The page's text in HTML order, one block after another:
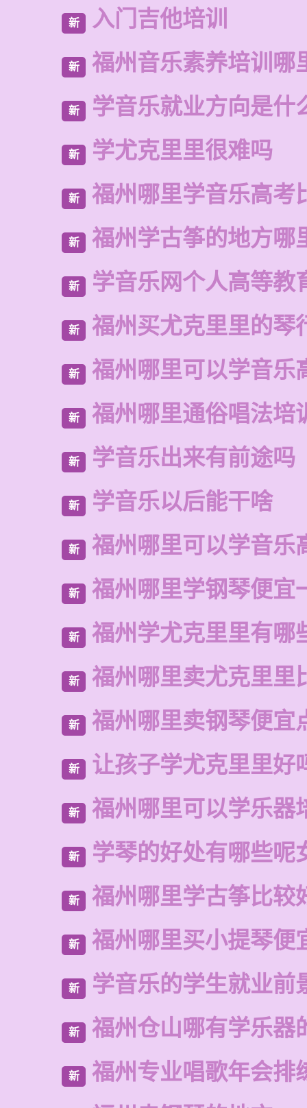
新 入门吉他培训
新 福州音乐素养培训哪
新 学音乐就业方向是什
新 学尤克里里很难吗
新 福州哪里学音乐高考
新 福州学古筝的地方哪
新 学音乐网个人高等教
新 福州买尤克里里的琴
新 福州哪里可以学音乐
新 福州哪里通俗唱法培
新 学音乐出来有前途吗
新 学音乐以后能干啥
新 福州哪里可以学音乐
新 福州哪里学钢琴便宜
新 福州学尤克里里有哪
新 福州哪里卖尤克里里
新 福州哪里卖钢琴便宜
新 让孩子学尤克里里好
新 福州哪里可以学乐器
新 学琴的好处有哪些呢
新 福州哪里学古筝比较
新 福州哪里买小提琴便
新 学音乐的学生就业前
新 福州仓山哪有学乐器
新
福州专业唱歌年会排